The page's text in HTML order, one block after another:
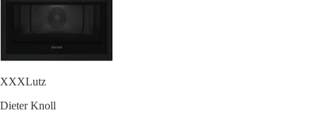
XXXLutz
Dieter Knoll